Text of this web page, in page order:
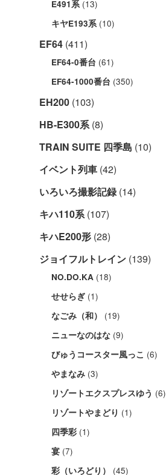
E491系(13)
キヤE193系(10)
EF64 (411)
EF64-0番台 (61)
EF64-1000番台 (350)
EH200 (103)
HB-E300系(8)
TRAIN SUITE 四季島 (10)
イベント列車 (42)
いろいろ撮影記録(14)
キハ110系(107)
キハE200形 (28)
ジョイフルトレイン (139)
NO.DO.KA (18)
せせらぎ (1)
なごみ（和） (19)
ニューなのはな (9)
びゅうコースター風っこ (6)
やまなみ (3)
リゾートエクスプレスゆう (6)
リゾートやまどり (1)
四季彩 (1)
宴 (7)
彩（いろどり） (45)